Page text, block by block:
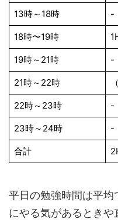
13時～18時 -
18時〜19時
19時～21時 -
21時～22時
22時～23時 -
23時～24時 -
合計
平日の勉強時間は平
にやる気があるときや